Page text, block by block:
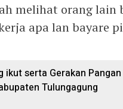
melihat orang lain
apa lan bayare
ikut serta Gerakan
Tulungagung